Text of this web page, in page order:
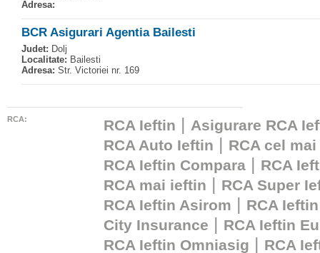
Adresa:
BCR Asigurari Agentia Bailesti
Judet: Dolj
Localitate: Bailesti
Adresa: Str. Victoriei nr. 169
RCA: RCA Ieftin
Asigurare RCA
RCA Auto Ieftin
RCA cel
RCA Ieftin Compara
RCA
RCA mai ieftin
RCA Super
RCA Ieftin Asirom
RCA
City Insurance
RCA Ieftin
RCA Ieftin Omniasig
RCA